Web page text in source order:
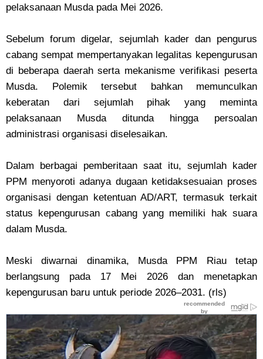
pelaksanaan Musda pada Mei 2026.
‎Sebelum forum digelar, sejumlah kader dan pengurus
cabang sempat mempertanyakan legalitas kepengurusan
di beberapa daerah serta mekanisme verifikasi peserta
Musda. Polemik tersebut bahkan memunculkan
keberatan dari sejumlah pihak yang meminta
pelaksanaan Musda ditunda hingga persoalan
administrasi organisasi diselesaikan.
‎Dalam berbagai pemberitaan saat itu, sejumlah kader
PPM menyoroti adanya dugaan ketidaksesuaian proses
organisasi dengan ketentuan AD/ART, termasuk terkait
status kepengurusan cabang yang memiliki hak suara
dalam Musda.
‎Meski diwarnai dinamika, Musda PPM Riau tetap
berlangsung pada 17 Mei 2026 dan menetapkan
kepengurusan baru untuk periode 2026–2031. (rls)